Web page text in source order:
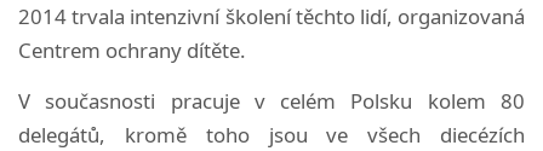
2014 trvala intenzivní školení těchto lidí, organizovaná
Centrem ochrany dítěte.
V současnosti pracuje v celém Polsku kolem 80
delegátů, kromě toho jsou ve všech diecézích